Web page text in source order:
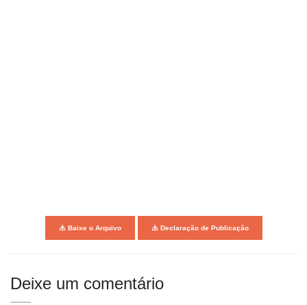
Baixe o Arquivo Declaração de Publicação
Deixe um comentário